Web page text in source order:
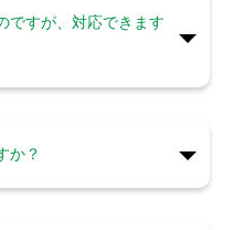
ですが、対応できます
か？